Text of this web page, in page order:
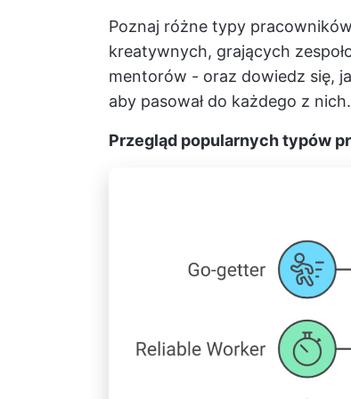
Poznaj różne typy
kreatywnych, grających
mentorów - oraz dowiedz się,
aby pasował do każdego z nich.
Przegląd popularnych typów